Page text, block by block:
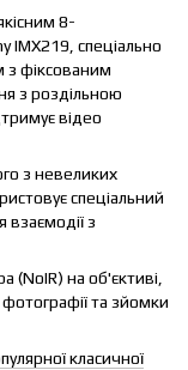
8-
IMX219, спеціально
з фіксованим
з роздільною
відео
з невеликих
спеціальний
з
(NoIR) на об'єктиві,
та зйомки
класичної